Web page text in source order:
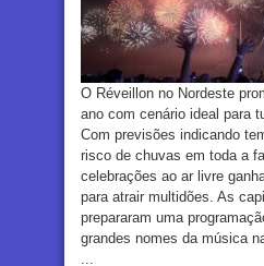
O Réveillon no Nordeste
ano com cenário ideal para
Com previsões indicando
risco de chuvas em toda a
celebrações ao ar livre
para atrair multidões. As
prepararam uma
grandes nomes da música
...